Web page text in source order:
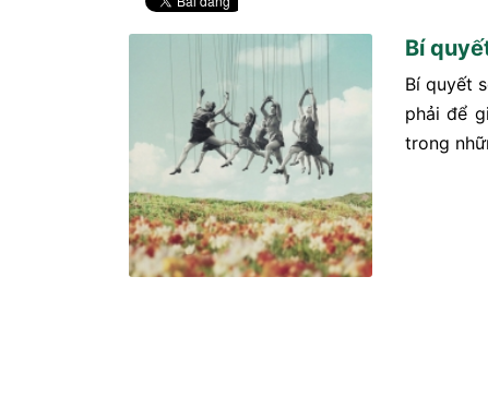
Bí
Bí quyết
phải để
trong